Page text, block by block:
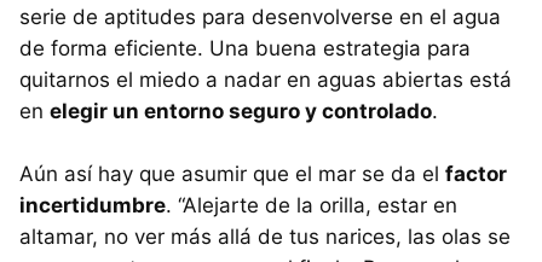
serie de aptitudes para desenvolverse en el agua
de forma eficiente. Una buena estrategia para
quitarnos el miedo a nadar en aguas abiertas está
en elegir un entorno seguro y controlado.
Aún así hay que asumir que el mar se da el factor
incertidumbre. “Alejarte de la orilla, estar en
altamar, no ver más allá de tus narices, las olas se